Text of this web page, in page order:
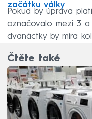
začátku války
Pokud by úprava
označovalo mezi 3 a
dvanáctky by míra
Čtěte také